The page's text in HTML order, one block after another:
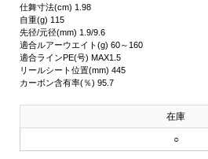
仕舞寸法(cm) 1.98
自重(g) 115
先径/元径(mm) 1.9/9.6
適合ルアーウエイト(g) 60～160
適合ラインPE(号) MAX1.5
リールシート位置(mm) 445
カーボン含有率(％) 95.7
在庫
○